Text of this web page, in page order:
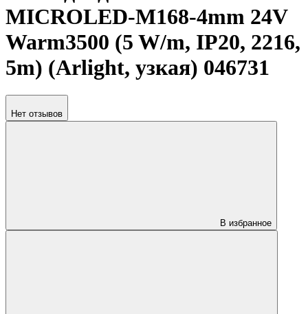
MICROLED-M168-4mm 24V
Warm3500 (5 W/m, IP20, 2216,
5m) (Arlight, узкая) 046731
Нет отзывов
В избранное